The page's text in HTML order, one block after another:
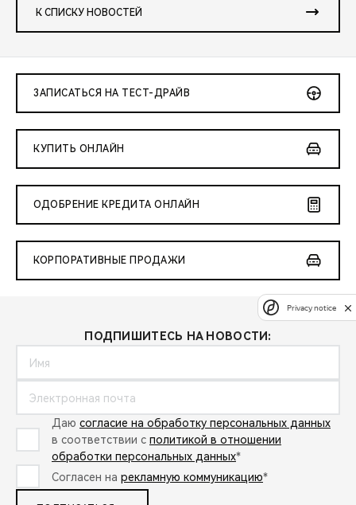
К СПИСКУ НОВОСТЕЙ
ЗАПИСАТЬСЯ НА ТЕСТ-ДРАЙВ
КУПИТЬ ОНЛАЙН
ОДОБРЕНИЕ КРЕДИТА ОНЛАЙН
КОРПОРАТИВНЫЕ ПРОДАЖИ
ПОДПИШИТЕСЬ НА НОВОСТИ:
Даю согласие на обработку персональных данных
в соответствии с политикой в отношении
обработки персональных данных*
Согласен на рекламную коммуникацию*
Privacy notice